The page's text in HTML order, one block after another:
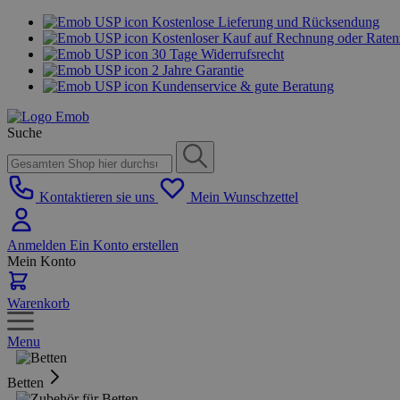
Kostenlose Lieferung und Rücksendung
Kostenloser Kauf auf Rechnung oder
30 Tage Widerrufsrecht
2 Jahre Garantie
Kundenservice & gute Beratung
Suche
Kontaktieren sie uns Mein Wunschzettel
Anmelden Ein Konto erstellen
Mein Konto
Warenkorb
Menu
Betten